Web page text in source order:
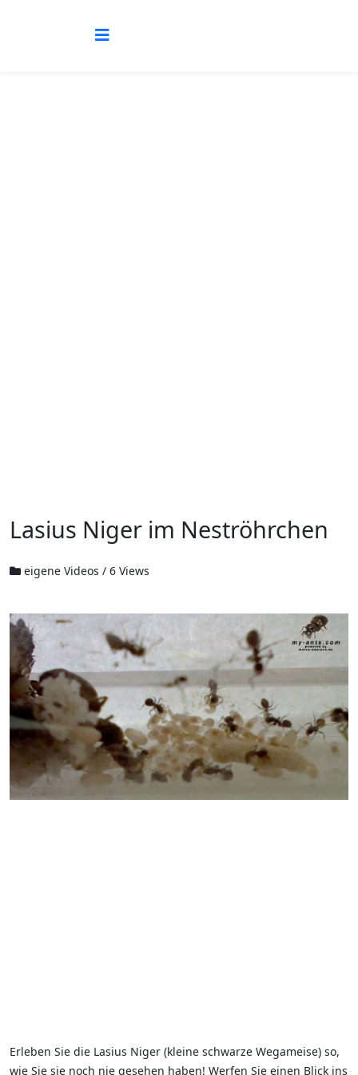
Lasius Niger im Neströhrchen
eigene Videos / 6 Views
Erleben Sie die Lasius Niger (kleine schwarze Wegameise) so,
wie Sie sie noch nie gesehen haben! Werfen Sie einen Blick ins